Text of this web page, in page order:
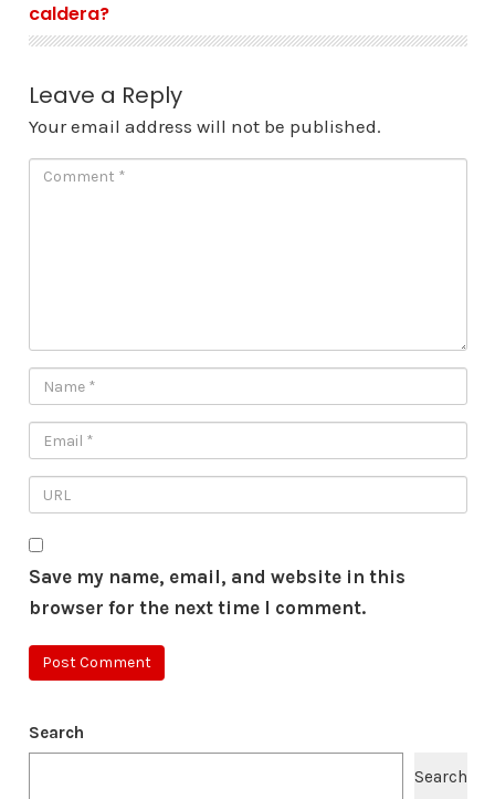
caldera?
Leave a Reply
Your email address will not be published.
Save my name, email, and website in this
browser for the next time I comment.
Search
Search